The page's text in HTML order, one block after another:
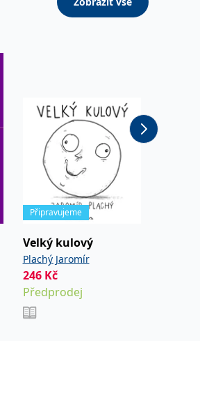
Připravujeme
Velký kulový
Plachý Jaromír
246 Kč
Předprodej